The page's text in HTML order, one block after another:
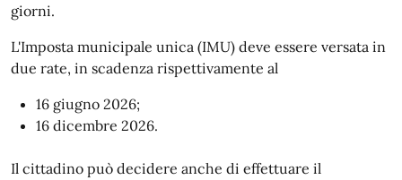
giorni.
L'Imposta municipale unica (IMU) deve essere versata in
due rate, in scadenza rispettivamente al
16 giugno 2026;
16 dicembre 2026.
Il cittadino può decidere anche di effettuare il